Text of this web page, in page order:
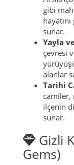
gibi
sunar.
Yayla
çevresi
alanlar
Tarihi
camiler,
ilçenin
sunar.
Gizli
Gems)